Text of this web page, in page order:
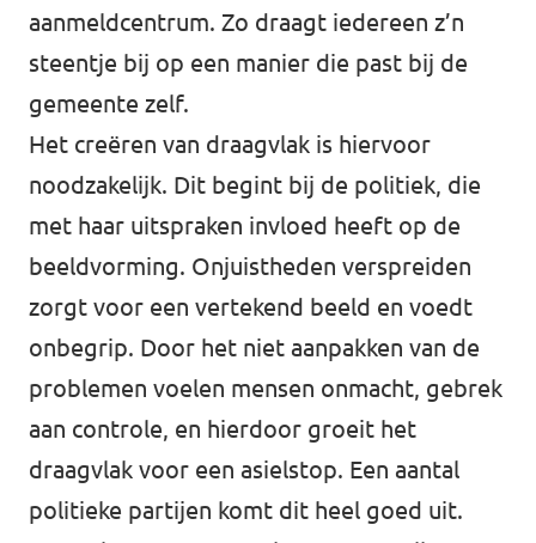
aanmeldcentrum. Zo draagt iedereen z’n
steentje bij op een manier die past bij de
gemeente zelf.
Het creëren van draagvlak is hiervoor
noodzakelijk. Dit begint bij de politiek, die
met haar uitspraken invloed heeft op de
beeldvorming. Onjuistheden verspreiden
zorgt voor een vertekend beeld en voedt
onbegrip. Door het niet aanpakken van de
problemen voelen mensen onmacht, gebrek
aan controle, en hierdoor groeit het
draagvlak voor een asielstop. Een aantal
politieke partijen komt dit heel goed uit.